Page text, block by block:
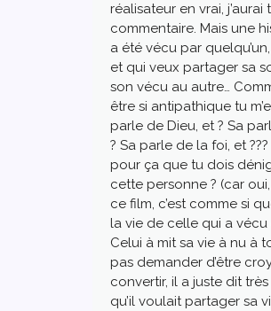
réalisateur en vrai,
commentaire. Mais une
a été vécu par
et qui veux partager sa
son vécu au autre…
être si antipathique tu
parle de Dieu, et ? Sa
? Sa parle de la foi, et ???
pour ça que tu dois
cette personne ? (car
ce film, c’est comme si
la vie de celle qui a vécu
Celui à mit sa vie à nu à
pas demander d’être
convertir, il a juste dit
qu’il voulait partager sa